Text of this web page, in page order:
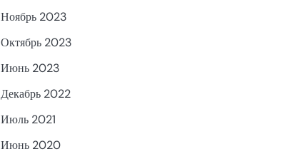
Ноябрь 2023
Октябрь 2023
Июнь 2023
Декабрь 2022
Июль 2021
Июнь 2020